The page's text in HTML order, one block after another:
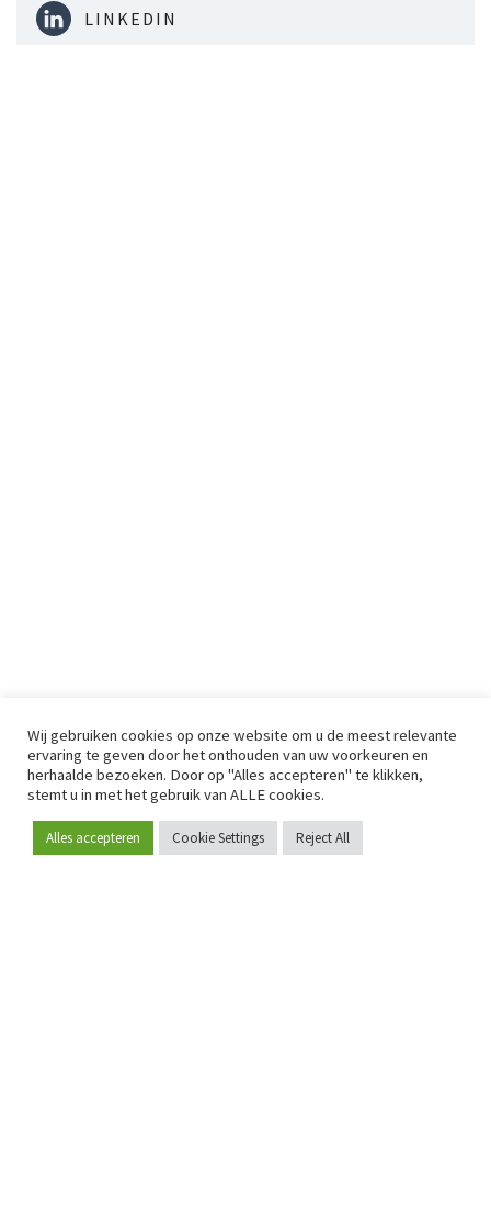
Word lid
LINKEDIN
Wij gebruiken cookies op onze website om u de meest relevante
ervaring te geven door het onthouden van uw voorkeuren en
herhaalde bezoeken. Door op "Alles accepteren" te klikken,
stemt u in met het gebruik van ALLE cookies.
Alles accepteren Cookie Settings Reject All